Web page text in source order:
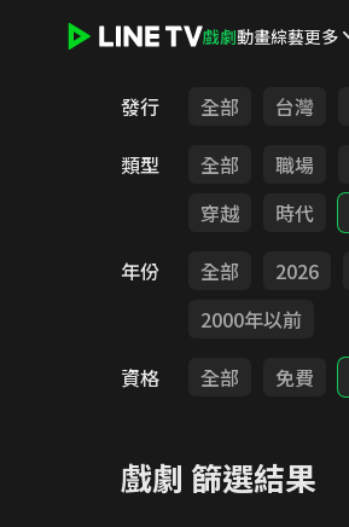
戲劇動畫綜藝更多
發行 全部 台灣
類型
全部 職場
穿越
時代
年份
全部 2026
2000年以前
資格
全部 免費
戲劇 篩選結果